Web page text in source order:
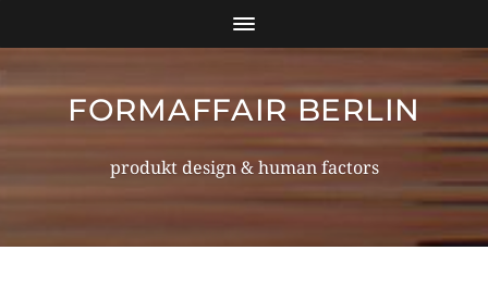
FORMAFFAIR BERLIN
produkt design & human factors